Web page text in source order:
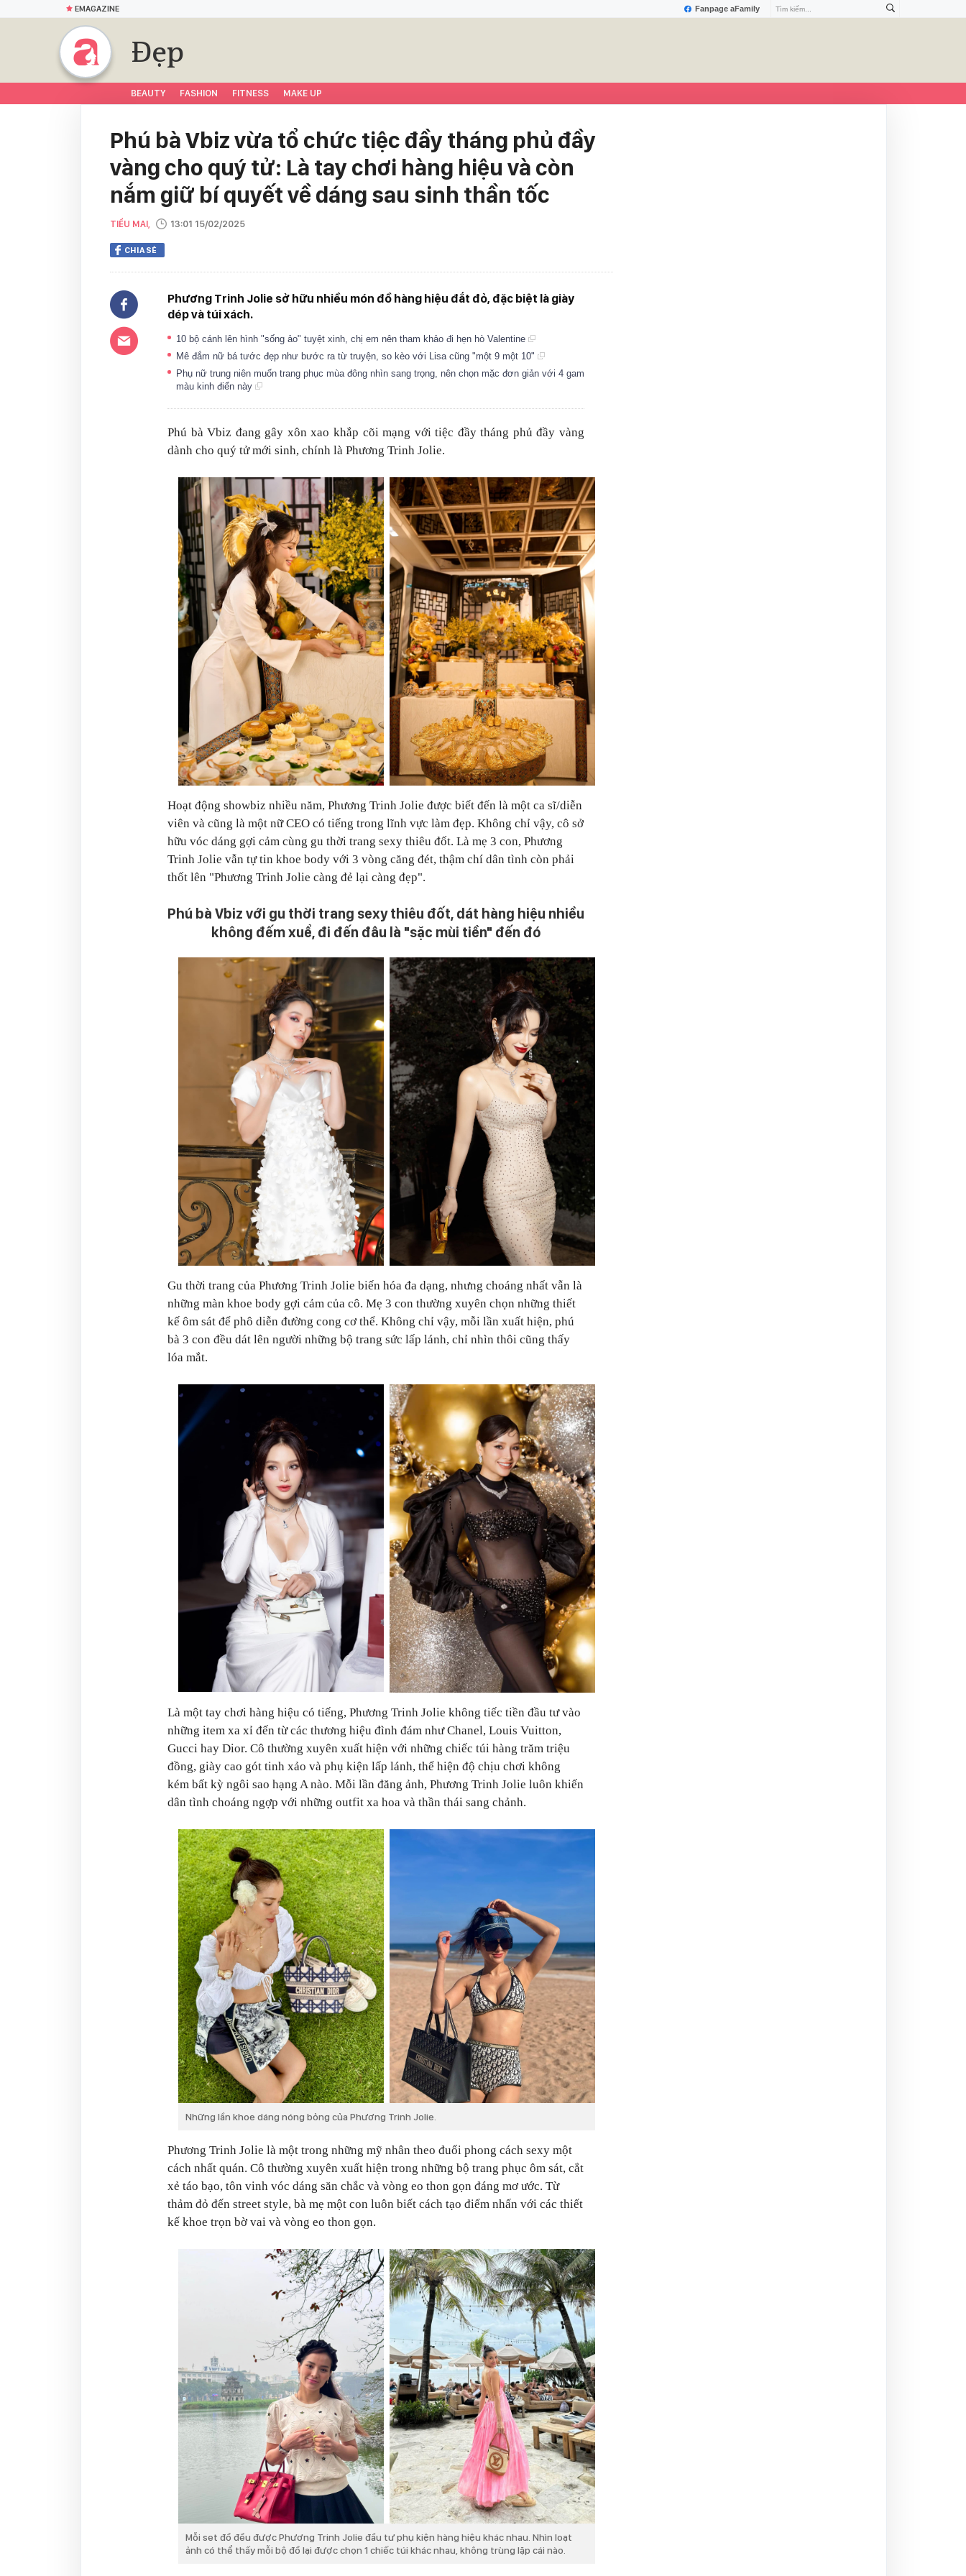
Fanpage aFamily
EMAGAZINE
Đẹp
BEAUTY FASHION FITNESS MAKE UP
Phú bà Vbiz vừa tổ chức tiệc đầy tháng phủ đầy
vàng cho quý tử: Là tay chơi hàng hiệu và còn
nắm giữ bí quyết về dáng sau sinh thần tốc
TIỂU MAI, 13:01 15/02/2025
CHIA SẺ
Phương Trinh Jolie sở hữu nhiều món đồ hàng hiệu đắt đỏ, đặc biệt là giày
dép và túi xách.
10 bộ cánh lên hình "sống ảo" tuyệt xinh, chị em nên tham khảo đi hẹn hò Valentine
Mê đắm nữ bá tước đẹp như bước ra từ truyện, so kèo với Lisa cũng "một 9 một 10"
Phụ nữ trung niên muốn trang phục mùa đông nhìn sang trọng, nên chọn mặc đơn giản với 4 gam
màu kinh điển này
Phú bà Vbiz đang gây xôn xao khắp cõi mạng với tiệc đầy tháng phủ đầy vàng
dành cho quý tử mới sinh, chính là Phương Trinh Jolie.
Hoạt động showbiz nhiều năm, Phương Trinh Jolie được biết đến là một ca sĩ/diễn
viên và cũng là một nữ CEO có tiếng trong lĩnh vực làm đẹp. Không chỉ vậy, cô sở
hữu vóc dáng gợi cảm cùng gu thời trang sexy thiêu đốt. Là mẹ 3 con, Phương
Trinh Jolie vẫn tự tin khoe body với 3 vòng căng đét, thậm chí dân tình còn phải
thốt lên "Phương Trinh Jolie càng đẻ lại càng đẹp".
Phú bà Vbiz với gu thời trang sexy thiêu đốt, dát hàng hiệu nhiều
không đếm xuể, đi đến đâu là "sặc mùi tiền" đến đó
Gu thời trang của Phương Trinh Jolie biến hóa đa dạng, nhưng choáng nhất vẫn là
những màn khoe body gợi cảm của cô. Mẹ 3 con thường xuyên chọn những thiết
kế ôm sát để phô diễn đường cong cơ thể. Không chỉ vậy, mỗi lần xuất hiện, phú
bà 3 con đều dát lên người những bộ trang sức lấp lánh, chỉ nhìn thôi cũng thấy
lóa mắt.
Là một tay chơi hàng hiệu có tiếng, Phương Trinh Jolie không tiếc tiền đầu tư vào
những item xa xỉ đến từ các thương hiệu đình đám như Chanel, Louis Vuitton,
Gucci hay Dior. Cô thường xuyên xuất hiện với những chiếc túi hàng trăm triệu
đồng, giày cao gót tinh xảo và phụ kiện lấp lánh, thể hiện độ chịu chơi không
kém bất kỳ ngôi sao hạng A nào. Mỗi lần đăng ảnh, Phương Trinh Jolie luôn khiến
dân tình choáng ngợp với những outfit xa hoa và thần thái sang chảnh.
Những lần khoe dáng nóng bỏng của Phương Trinh Jolie.
Phương Trinh Jolie là một trong những mỹ nhân theo đuổi phong cách sexy một
cách nhất quán. Cô thường xuyên xuất hiện trong những bộ trang phục ôm sát, cắt
xẻ táo bạo, tôn vinh vóc dáng săn chắc và vòng eo thon gọn đáng mơ ước. Từ
thảm đỏ đến street style, bà mẹ một con luôn biết cách tạo điểm nhấn với các thiết
kế khoe trọn bờ vai và vòng eo thon gọn.
Mỗi set đồ đều được Phương Trinh Jolie đầu tư phụ kiện hàng hiệu khác nhau. Nhìn loạt
ảnh có thể thấy mỗi bộ đồ lại được chọn 1 chiếc túi khác nhau, không trùng lặp cái nào.